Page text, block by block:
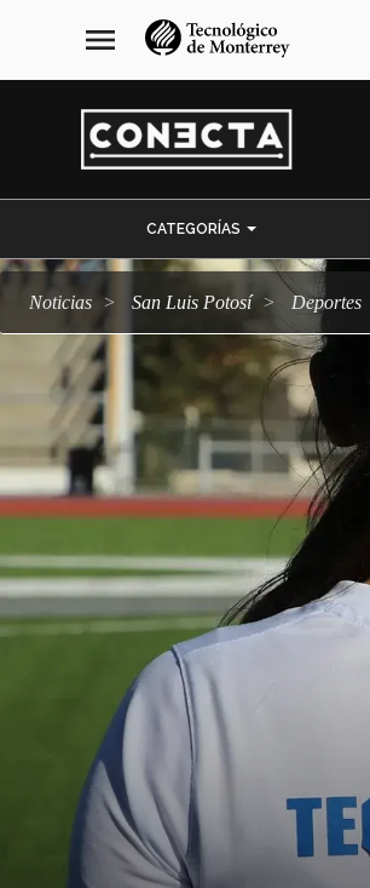
navegación
principal
menu
CATEGORÍAS
Noticias San Luis Potosí deportes